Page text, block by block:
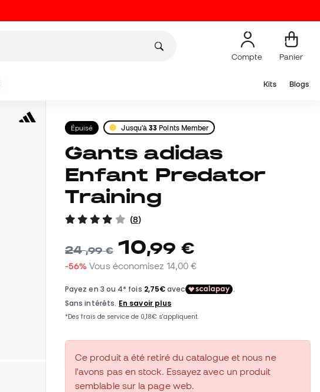
Compte Panier
Kits Blogs
Épuisé Jusqu'à33 Points Member
Gants adidas
Enfant Predator
Training
(8)
24,99 € 10,99 €
-56% Vous économisez 14,00 €
Ce produit a été retiré du catalogue et nous ne
l'avons pas en stock. Essayez avec un produit
semblable sur la page web.